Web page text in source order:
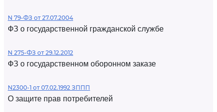
N 79-ФЗ от 27.07.2004
ФЗ о государственной гражданской службе
N 275-ФЗ от 29.12.2012
ФЗ о государственном оборонном заказе
N2300-1 от 07.02.1992 ЗППП
О защите прав потребителей